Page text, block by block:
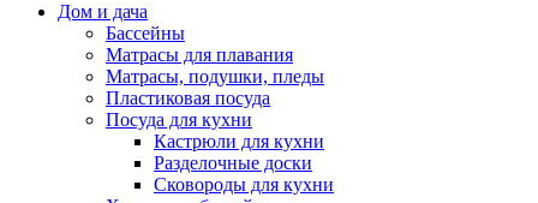
Дом и дача
Бассейны
Матрасы для плавания
Матрасы, подушки, пледы
Пластиковая посуда
Посуда для кухни
Кастрюли для кухни
Разделочные доски
Сковороды для кухни